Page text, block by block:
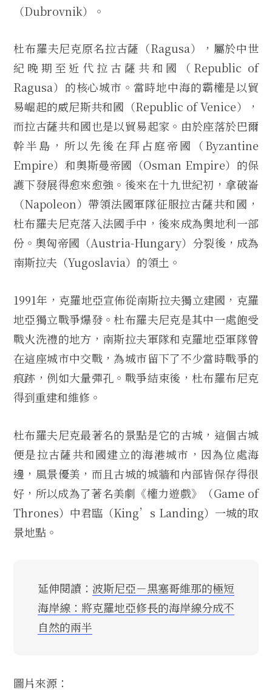
（Dubrovnik）。
杜布羅夫尼克原名拉古薩（Ragusa），屬於中世
紀晚期至近代拉古薩共和國（Republic of
Ragusa）的核心城市。當時地中海的霸權是以貿
易崛起的威尼斯共和國（Republic of Venice），
而拉古薩共和國也是以貿易起家。由於座落於巴爾
幹半島，所以先後在拜占庭帝國（Byzantine
Empire）和奧斯曼帝國（Osman Empire）的保
護下發展得愈來愈強。後來在十九世紀初，拿破崙
（Napoleon）帶領法國軍隊征服拉古薩共和國，
杜布羅夫尼克落入法國手中，後來成為奧地利一部
份。奧匈帝國（Austria-Hungary）分裂後，成為
南斯拉夫（Yugoslavia）的領土。
1991年，克羅地亞宣佈從南斯拉夫獨立建國，克羅
地亞獨立戰爭爆發。杜布羅夫尼克是其中一處飽受
戰火洗禮的地方，南斯拉夫軍隊和克羅地亞軍隊曾
在這座城市中交戰，為城市留下了不少當時戰爭的
痕跡，例如大量彈孔。戰爭結束後，杜布羅布尼克
得到重建和維修。
杜布羅夫尼克最著名的景點是它的古城，這個古城
便是拉古薩共和國建立的海港城市，因為位處海
邊，風景優美，而且古城的城牆和內部皆保存得很
好，所以成為了著名美劇《權力遊戲》（Game of
Thrones）中君臨（King’s Landing）一城的取
景地點。
延伸閱讀： 波斯尼亞－黑塞哥維那的極短
海岸線：將克羅地亞修長的海岸線分成不
自然的兩半
圖片來源：